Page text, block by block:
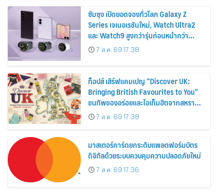
ซัมซุง เปิดยอดจองทั่วโลก Galaxy Z
Series เจเนอเรชันใหม่, Watch Ultra2
และ Watch9 สูงกว่ารุ่นก่อนหน้ากว่า
30%7 ส.ค. 69 17:38
ท็อปส์ เสิร์ฟแคมเปญ “Discover UK:
Bringing British Favourites to You”
ขนทัพของอร่อยและไอเท็มฮิตจากสหราช
อาณาจักร ส่งตรงถึงมือตั้งแต่วันนี้ – 18
สิงหาคมนี้
7 ส.ค. 69 17:38
มาสเตอร์การ์ดยกระดับแพลตฟอร์มบัตร
ดิจิทัลด้วยระบบควบคุมความปลอดภัยใหม่
7 ส.ค. 69 17:36